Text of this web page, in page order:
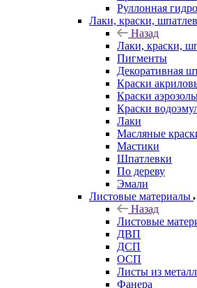
Руллонная
Лаки, краски,
Назад
Лаки, краски,
Пигменты
Декоративная
Краски
Краски
Краски
Лаки
Масляные
Мастики
Шпатлевки
По дереву
Эмали
Листовые материалы
Назад
Листовые
ДВП
ДСП
ОСП
Листы из
Фанера